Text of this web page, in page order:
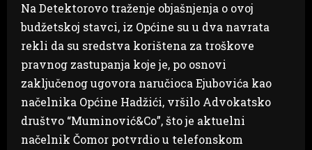
Na Detektorovo traženje objašnjenja o ovoj
budžetskoj stavci, iz Općine su u dva navrata
rekli da su sredstva korištena za troškove
pravnog zastupanja koje je, po osnovi
zaključenog ugovora naručioca Ejubovića kao
načelnika Općine Hadžići, vršilo Advokatsko
društvo “Muminović&Co”, što je aktuelni
načelnik Čomor potvrdio u telefonskom